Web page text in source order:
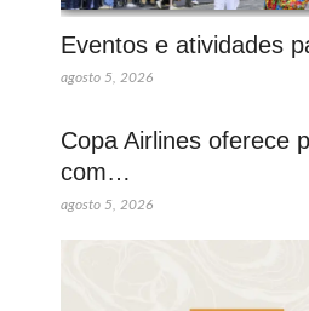
Eventos e atividades
agosto 5, 2026
Copa Airlines oferece
com…
agosto 5, 2026